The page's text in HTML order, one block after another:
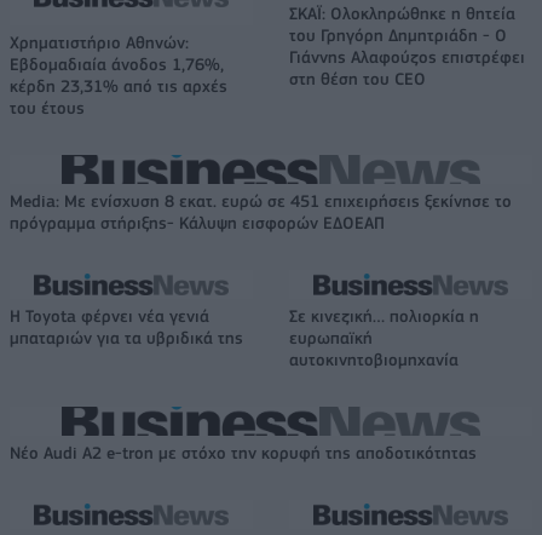
Χρηματιστήριο Αθηνών:
Εβδομαδιαία άνοδος 1,76%,
κέρδη 23,31% από τις αρχές
του έτους
ΣΚΑΪ: Ολοκληρώθηκε η θητεία
του Γρηγόρη Δημητριάδη - Ο
Γιάννης Αλαφούζος επιστρέφει
στη θέση του CEO
Media: Με ενίσχυση 8 εκατ. ευρώ σε 451 επιχειρήσεις ξεκίνησε το
πρόγραμμα στήριξης- Κάλυψη εισφορών ΕΔΟΕΑΠ
Η Toyota φέρνει νέα γενιά
μπαταριών για τα υβριδικά της
Σε κινεζική… πολιορκία η
ευρωπαϊκή
αυτοκινητοβιομηχανία
Νέο Audi A2 e-tron με στόχο την κορυφή της αποδοτικότητας